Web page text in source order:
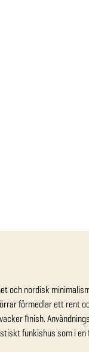
och nordisk
förmedlar ett rent
finish.
funkishus som i